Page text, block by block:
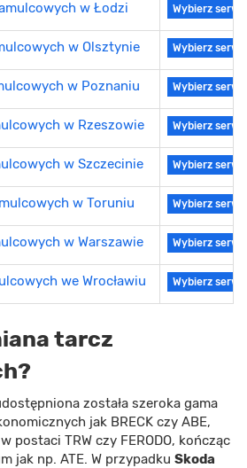
w Łodzi Wybierz serwis
w Olsztynie Wybierz serwis
w Poznaniu Wybierz serwis
w Rzeszowie Wybierz serwis
w Szczecinie Wybierz serwis
w Toruniu Wybierz serwis
w Warszawie Wybierz serwis
we Wrocławiu Wybierz serwis
tarcz
została szeroka gama
jak BRECK czy ABE,
postaci TRW czy FERODO, kończąc
jak np. ATE. W przypadku Skoda